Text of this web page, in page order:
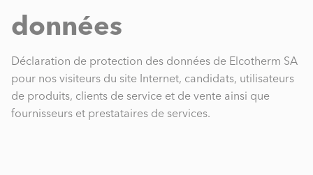
données
Déclaration de protection des données de Elcotherm SA
pour nos visiteurs du site Internet, candidats, utilisateurs
de produits, clients de service et de vente ainsi que
fournisseurs et prestataires de services.